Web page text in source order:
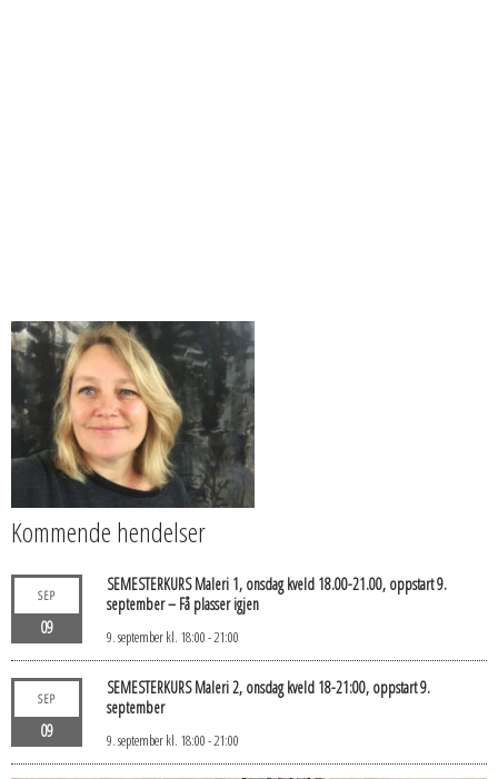
Kommende hendelser
SEP
09
SEMESTERKURS Maleri 1, onsdag kveld 18.00-21.00, oppstart 9.
september – Få plasser igjen
9. september kl. 18:00-21:00
SEP
09
SEMESTERKURS Maleri 2, onsdag kveld 18-21:00, oppstart 9.
september
9. september kl. 18:00-21:00